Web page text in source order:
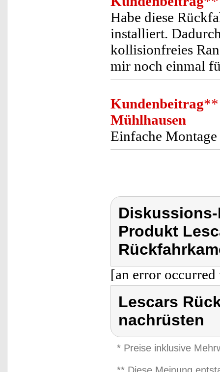
Habe diese
installiert.
kollisionfreies
mir noch einmal
Kundenbeitrag**
Mühlhausen
Einfache Montage
Produkt
[an error
Lescars
nachrüsten
* Preise inklusive